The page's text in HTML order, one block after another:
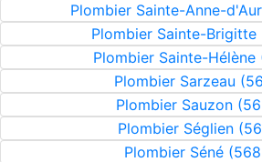
Plombier Sainte-Anne-
Plombier Sainte-Brigitte
Plombier Sainte-Hélène
Plombier Sarzeau
Plombier Sauzon
Plombier Séglien
Plombier Séné